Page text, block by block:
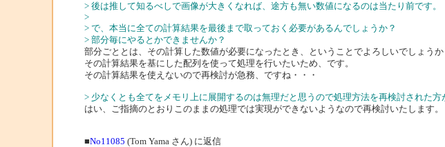
> 後は推して知るべしで画像が大きくなれば、途方も無い数値になるのは当たり前です。
>
> で、本当に全ての計算結果を最後まで取っておく必要があるんでしょうか？
> 部分毎にやるとかできませんか？
部分ごととは、その計算した数値が必要になったとき、ということでよろしいでしょうか
その計算結果を基にした配列を使って処理を行いたいため、です。
その計算結果を使えないので再検討が急務、ですね・・・
> 少なくとも全てをメモリ上に展開するのは無理だと思うので処理方法を再検討された方
はい、ご指摘のとおりこのままの処理では実現ができないようなので再検討いたします。
■No11085 (Tom Yama さん) に返信